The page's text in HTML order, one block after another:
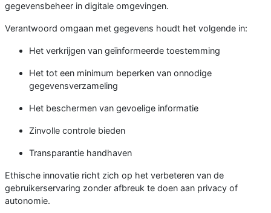
gegevensbeheer in digitale omgevingen.
Verantwoord omgaan met gegevens houdt het volgende in:
Het verkrijgen van geïnformeerde toestemming
Het tot een minimum beperken van onnodige
gegevensverzameling
Het beschermen van gevoelige informatie
Zinvolle controle bieden
Transparantie handhaven
Ethische innovatie richt zich op het verbeteren van de
gebruikerservaring zonder afbreuk te doen aan privacy of
autonomie.